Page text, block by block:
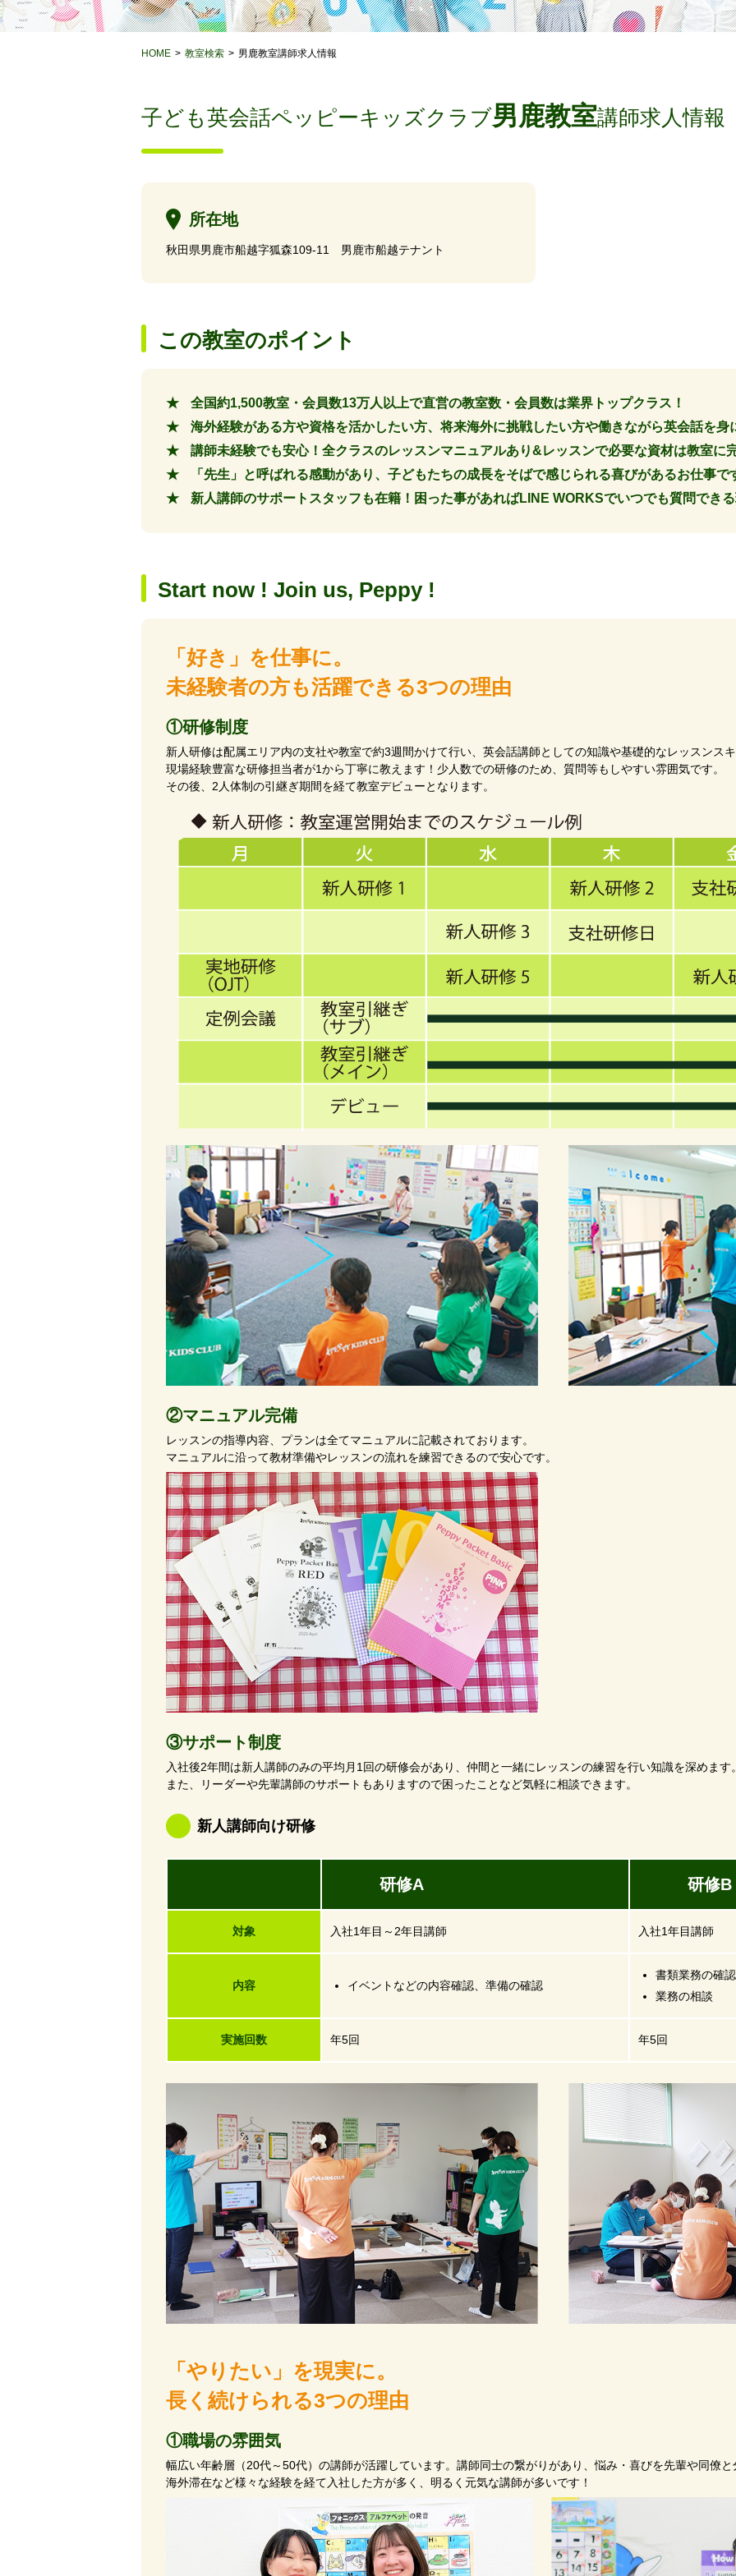
HOME 教室検索 男鹿教室講師求人情報
子ども英会話ペッピーキッズクラブ男鹿教室講師求人情報
所在地
秋田県男鹿市船越字狐森109-11 男鹿市船越テナント
この教室のポイント
全国約1,500教室・会員数13万人以上で直営の教室数・会員数は業界トップクラス！
海外経験がある方や資格を活かしたい方、将来海外に挑戦したい方や働きながら英会話を身
講師未経験でも安心！全クラスのレッスンマニュアルあり&レッスンで必要な資材は教室に
「先生」と呼ばれる感動があり、子どもたちの成長をそばで感じられる喜びがあるお仕事で
新人講師のサポートスタッフも在籍！困った事があればLINE WORKSでいつでも質問でき
Start now ! Join us, Peppy !
「好き」を仕事に。
未経験者の方も活躍できる3つの理由
①研修制度
新人研修は配属エリア内の支社や教室で約3週間かけて行い、英会話講師としての知識や基礎的なレッスンス
現場経験豊富な研修担当者が1から丁寧に教えます！少人数での研修のため、質問等もしやすい雰囲気です。
その後、2人体制の引継ぎ期間を経て教室デビューとなります。
②マニュアル完備
レッスンの指導内容、プランは全てマニュアルに記載されております。
マニュアルに沿って教材準備やレッスンの流れを練習できるので安心です。
③サポート制度
入社後2年間は新人講師のみの平均月1回の研修会があり、仲間と一緒にレッスンの練習を行い知識を深めます
また、リーダーや先輩講師のサポートもありますので困ったことなど気軽に相談できます。
新人講師向け研修
研修A 研修B
対象 入社1年目～2年目講師 入社1年目講師
内容 イベントなどの内容確認、準備の確認
書類業務の確認
業務の相談
実施回数 年5回 年5回
「やりたい」を現実に。
長く続けられる3つの理由
①職場の雰囲気
幅広い年齢層（20代～50代）の講師が活躍しています。講師同士の繋がりがあり、悩み・喜びを先輩や同僚
海外滞在など様々な経験を経て入社した方が多く、明るく元気な講師が多いです！